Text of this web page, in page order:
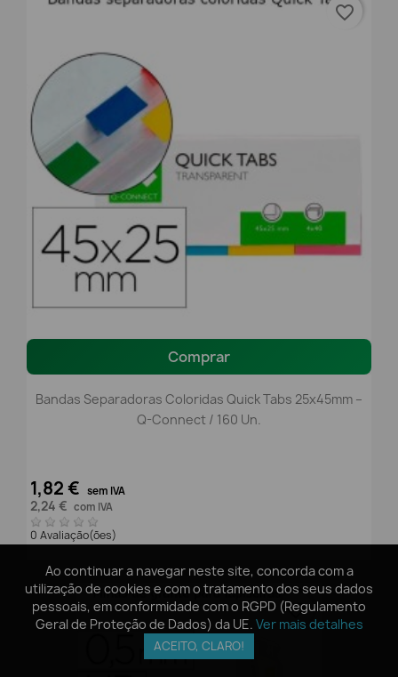
Ao continuar a navegar neste site, concorda com a
utilização de cookies e com o tratamento dos seus dados
pessoais, em conformidade com o RGPD (Regulamento
Geral de Proteção de Dados) da UE. Ver mais detalhes
ACEITO, CLARO!
Comprar
Bandas Separadoras Coloridas Quick Tabs 25x45mm –
Q-Connect / 160 Un.
1,82 € sem IVA
2,24 € com IVA
0 Avaliação(ões)
favorite_border
favorite_border
Ao continuar a navegar neste site, concorda com a
utilização de cookies e com o tratamento dos seus dados
pessoais, em conformidade com o RGPD (Regulamento
Geral de Proteção de Dados) da UE. Ver mais detalhes
ACEITO, CLARO!